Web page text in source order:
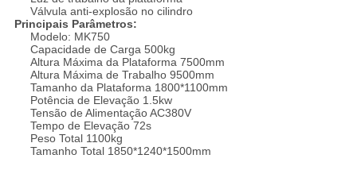
Válvula anti-explosão no cilindro
Principais Parâmetros:
Modelo: MK750
Capacidade de Carga 500kg
Altura Máxima da Plataforma 7500mm
Altura Máxima de Trabalho 9500mm
Tamanho da Plataforma 1800*1100mm
Potência de Elevação 1.5kw
Tensão de Alimentação AC380V
Tempo de Elevação 72s
Peso Total 1100kg
Tamanho Total 1850*1240*1500mm